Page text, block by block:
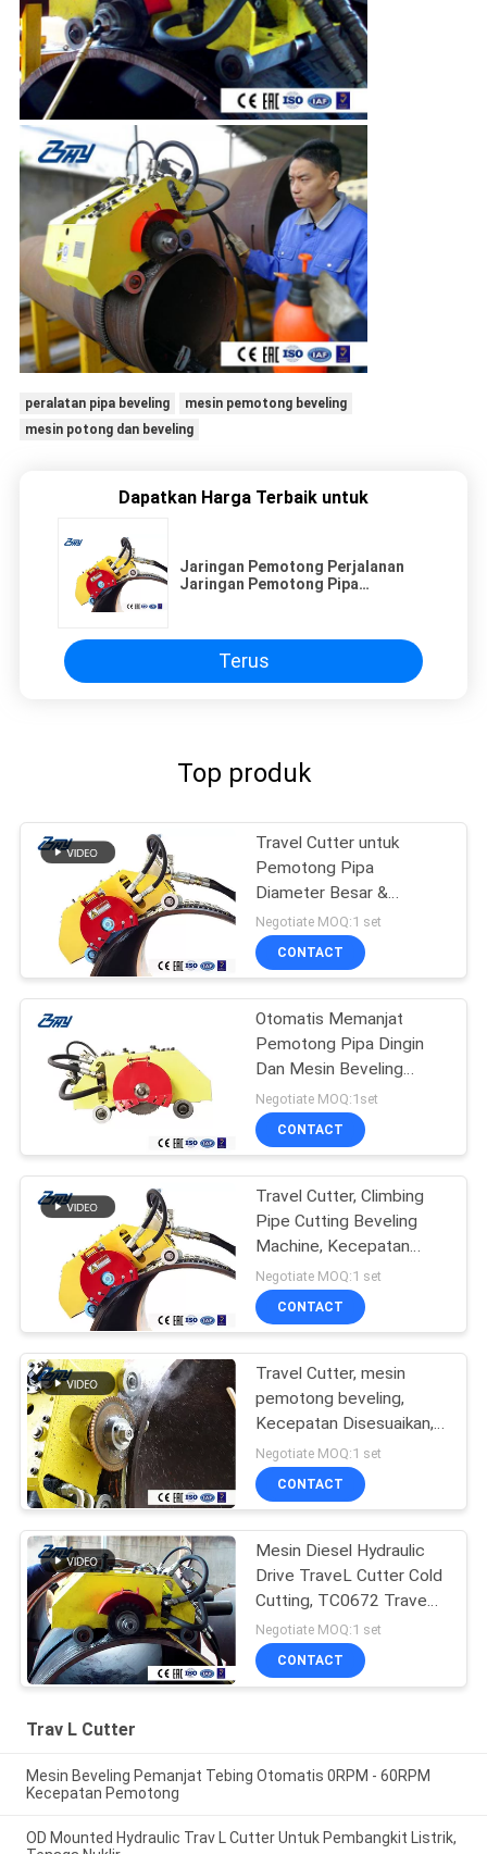
peralatan pipa beveling
mesin pemotong beveling
mesin potong dan beveling
Dapatkan Harga Terbaik untuk
Jaringan Pemotong Perjalanan
Jaringan Pemotong Pipa
Terus
Top produk
Travel Cutter untuk
Pemotong Pipa
Diameter Besar &
Beveling, Mesin Pipa
Pemanjat Portabel
Negotiate MOQ:1 set
CONTACT
Otomatis Memanjat
Pemotong Pipa Dingin
Dan Mesin Beveling
Untuk Pemotong Pipa
Diameter Besar
Negotiate MOQ:1set
CONTACT
Travel Cutter, Climbing
Pipe Cutting Beveling
Machine, Kecepatan
Disesuaikan, Penggerak
rantai anti-slip yang andal
Negotiate MOQ:1 set
CONTACT
Travel Cutter, mesin
pemotong beveling,
Kecepatan Disesuaikan,
rantai stainless steel
Negotiate MOQ:1 set
CONTACT
Mesin Diesel Hydraulic
Drive TraveL Cutter Cold
Cutting, TC0672 TraveL
Cutter
Negotiate MOQ:1 set
CONTACT
Trav L Cutter
Mesin Beveling Pemanjat Tebing Otomatis 0RPM - 60RPM
Kecepatan Pemotong
OD Mounted Hydraulic Trav L Cutter Untuk Pembangkit Listrik,